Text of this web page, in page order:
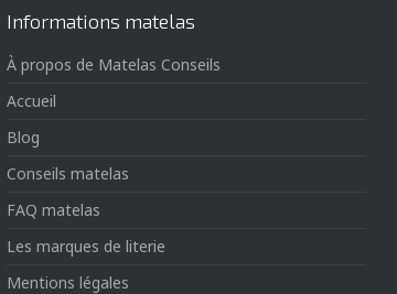
Informations matelas
À propos de Matelas Conseils
Accueil
Blog
Conseils matelas
FAQ matelas
Les marques de literie
Mentions légales